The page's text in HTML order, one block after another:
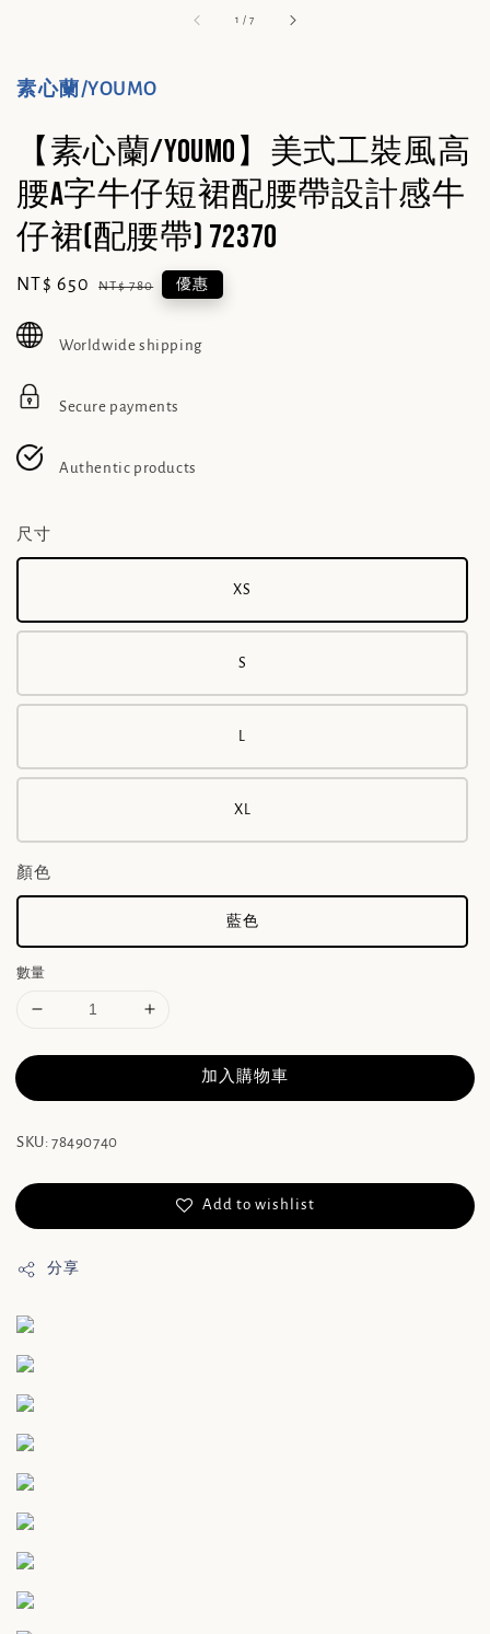
1 /7
素心蘭/YOUMO
【素心蘭/YOUMO】美式工裝風高
腰A字牛仔短裙配腰帶設計感牛
仔裙(配腰帶) 72370
Sale
NT$ 650 Regular
NT$ 780 優惠
Worldwide shipping
Secure payments
Authentic products
尺寸
XS
S
L
XL
顏色
藍色
數量
加入購物車
SKU: 78490740
Add to wishlist
分享